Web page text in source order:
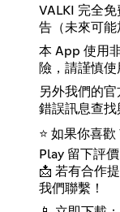
VALKI 完全
告（未來可能
本 App 使用
險，請謹慎使
另外我們的
錯誤訊息查找
⭐️ 如果你喜
Play 留下評價
📩 若有合作
我們聯繫！